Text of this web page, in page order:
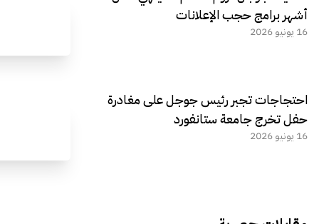
أشهر برامج حجب الإعلانات
16 يونيو 2026
احتجاجات تجبر رئيس جوجل على مغادرة
حفل تخرج جامعة ستانفورد
16 يونيو 2026